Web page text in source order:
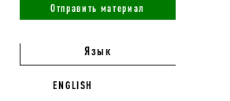
Отправить материал
Язык
ENGLISH